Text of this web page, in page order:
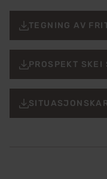
TEGNING AV
PROSPEKT